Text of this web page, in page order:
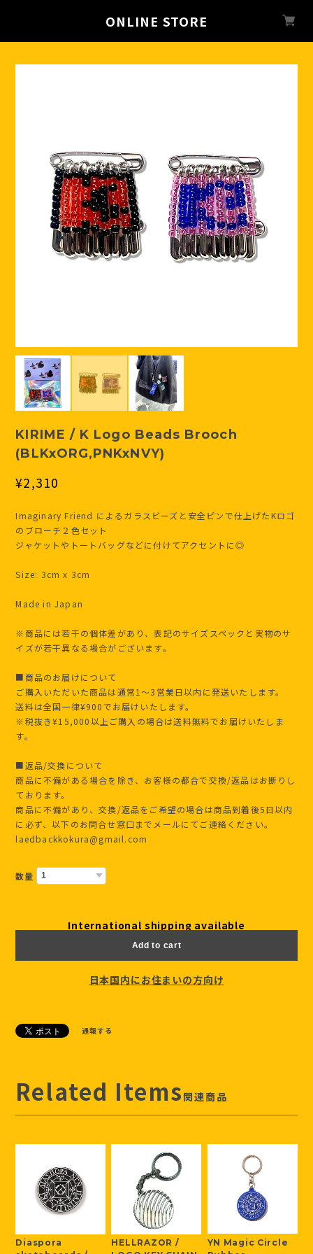
ONLINE STORE
KIRIME / K Logo Beads Brooch
(BLKxORG,PNKxNVY)
¥2,310
Imaginary Friend によるガラスビーズと安全ピンで仕上げたKロゴ
のブローチ２色セット
ジャケットやトートバッグなどに付けてアクセントに◎
Size: 3cm x 3cm
Made in Japan
※商品には若干の個体差があり、表記のサイズスペックと実物のサ
イズが若干異なる場合がございます。
■商品のお届けについて
ご購入いただいた商品は通常1〜3営業日以内に発送いたします。
送料は全国一律¥900でお届けいたします。
※税抜き¥15,000以上ご購入の場合は送料無料でお届けいたしま
す。
■返品/交換について
商品に不備がある場合を除き、お客様の都合で交換/返品はお断りし
ております。
商品に不備があり、交換/返品をご希望の場合は商品到着後5日以内
に必ず、以下のお問合せ窓口までメールにてご連絡ください。
laedbackkokura@gmail.com
数量
International shipping available
Add to cart
日本国内にお住まいの方向け
通報する
Related Items 関連商品
Diaspora
HELLRAZOR /
YN Magic Circle